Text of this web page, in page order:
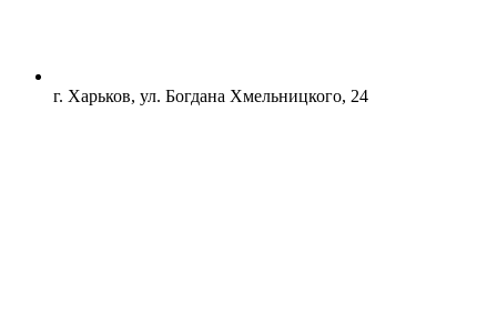
г. Харьков, ул. Богдана Хмельницкого, 24